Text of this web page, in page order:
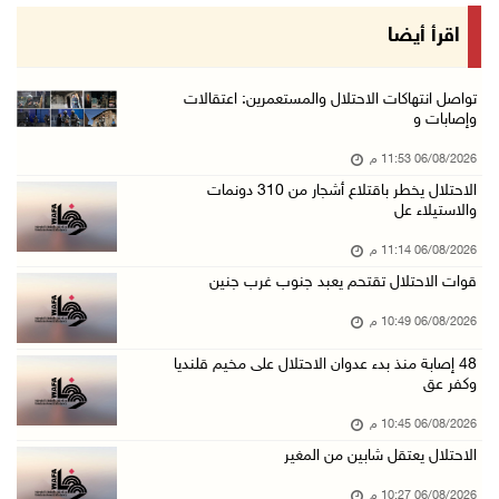
الرئيس يستقبل مجلس بلدية رام الله ويشدد على د ...
جماهير شعبنا تشيع جثمان الشهيد علاء صبيح في ت ...
الاحتلال يوسع حملات الدهم والاعتقال في قلنديا ...
06/آب/2026 08:06 م
الرئيس المصري وملك البحرين يشددان على ضرورة ت ...
رابطة العالم الإسلامي تدين تواصل انتهاكات الا ...
اليونيسف: استشهاد 300 طفل منذ وقف إطلاق النار ...
اقرأ أيضا
تواصل انتهاكات الاحتلال والمستعمرين: اعتقالات
وإصابات و
06/08/2026 11:53 م
الاحتلال يخطر باقتلاع أشجار من 310 دونمات
والاستيلاء عل
06/08/2026 11:14 م
قوات الاحتلال تقتحم يعبد جنوب غرب جنين
06/08/2026 10:49 م
48 إصابة منذ بدء عدوان الاحتلال على مخيم قلنديا
وكفر عق
06/08/2026 10:45 م
الاحتلال يعتقل شابين من المغير